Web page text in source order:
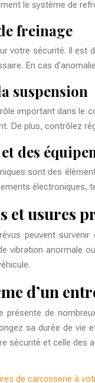
le système de
freinage
votre sécurité. Il est
En cas
suspension
important dans le
De plus, contrôlez
des
sont des
électroniques,
et usures
peuvent
vibration anormale
d’un
présente de
sa durée de vie
sécurité et celle des
de carrosserie à